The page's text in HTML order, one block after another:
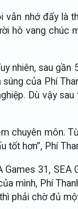
nhớ đấy
hô vang chúc
nhiên, sau
của Phí
Dù vậy
chuyên môn.
hơn”, Phí
31,
mình, Phí
phải chờ đủ